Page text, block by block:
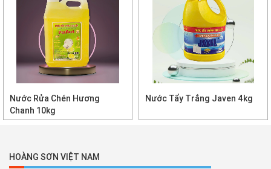
Nước Rửa Chén Hương
Chanh 10kg
Nước Tẩy Trắng Javen 4kg
HOÀNG SƠN VIỆT NAM